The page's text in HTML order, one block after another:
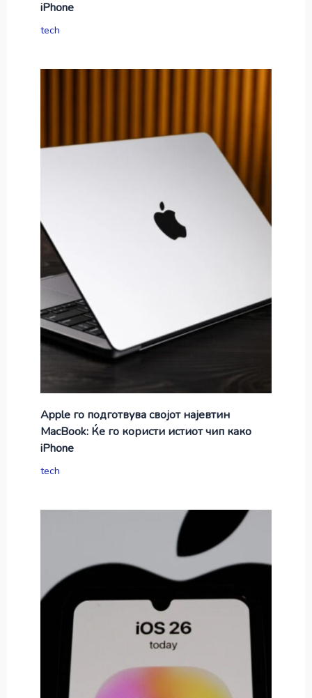
iPhone
tech
Apple го подготвува својот најевтин
MacBook: Ќе го користи истиот чип како
iPhone
tech